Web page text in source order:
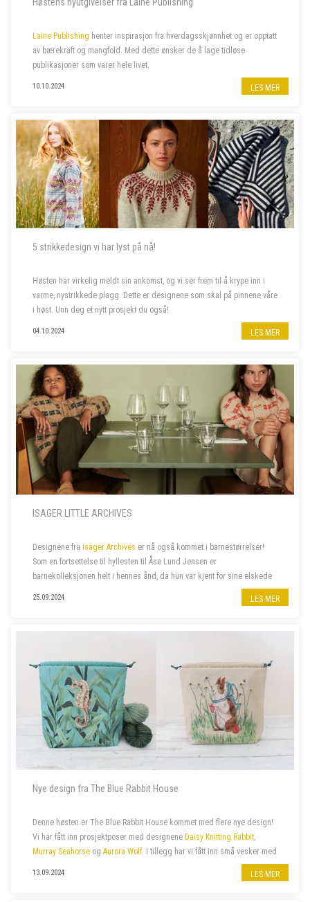
Laine Publishing henter inspirasjon fra hverdagsskjønnhet og er opptatt
av bærekraft og mangfold. Med dette ønsker de å lage tidløse
publikasjoner som varer hele livet.
10.10.2024 LES MER
5 strikkedesign vi har lyst på nå!
Høsten har virkelig meldt sin ankomst, og vi ser frem til å krype inn i
varme, nystrikkede plagg. Dette er designene som skal på pinnene våre
i høst. Unn deg et nytt prosjekt du også!
04.10.2024 LES MER
ISAGER LITTLE ARCHIVES
Designene fra Isager Archives er nå også kommet i barnestørrelser!
Som en fortsettelse til hyllesten til Åse Lund Jensen er
barnekolleksjonen helt i hennes ånd, da hun var kjent for sine elskede
25.09.2024 LES MER
Nye design fra The Blue Rabbit House
Denne høsten er The Blue Rabbit House kommet med flere nye design!
Vi har fått inn prosjektposer med designene Daisy Knitting Rabbit,
Murray Seahorse og Aurora Wolf. I tillegg har vi fått inn små vesker med
13.09.2024 LES MER